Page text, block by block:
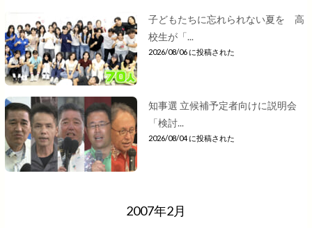
子どもたちに忘れられない夏を 高
校生が「...
2026/08/06 に投稿された
知事選 立候補予定者向けに説明会
「検討...
2026/08/04 に投稿された
2007年2月